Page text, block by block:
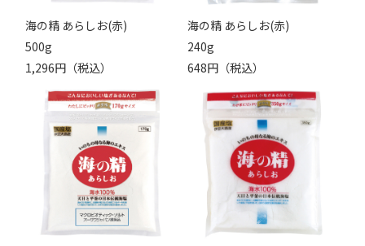
海の精 あらしお(赤)
500g
1,296円（税込）
海の精 あらしお(赤)
240g
648円（税込）